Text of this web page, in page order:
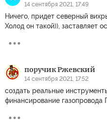
14 сентября 2021, 17:49
Ничего, придет северный
Холод он такой)), заставляет
поручик Ржевский
14 сентября 2021, 17:52
создать реальные
финансирование газопровода